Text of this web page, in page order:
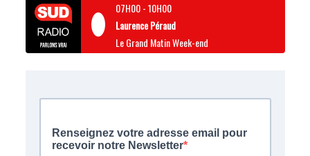
07H00-10H00
Laurence Péraud
Le Grand Matin Week-end